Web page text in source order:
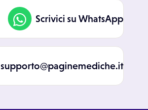
Scrivici su WhatsApp
supporto@paginemediche.it